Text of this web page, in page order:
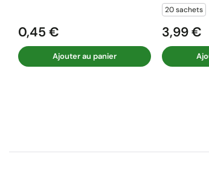
Prix
0,45 €
Ajouter au panier
20 sachets
Prix
3,99 €